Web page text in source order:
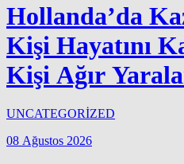
Hollanda’da
Kişi Hayatını
Kişi Ağır
UNCATEGORİZED
08 Ağustos 2026